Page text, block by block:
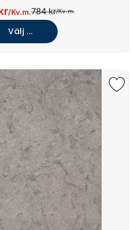
/Kv.m.784 kr/Kv.m.
Välj ...